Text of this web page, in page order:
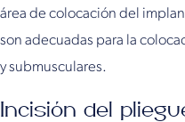
área de colocación del
son adecuadas para la
y submusculares.
Incisión del